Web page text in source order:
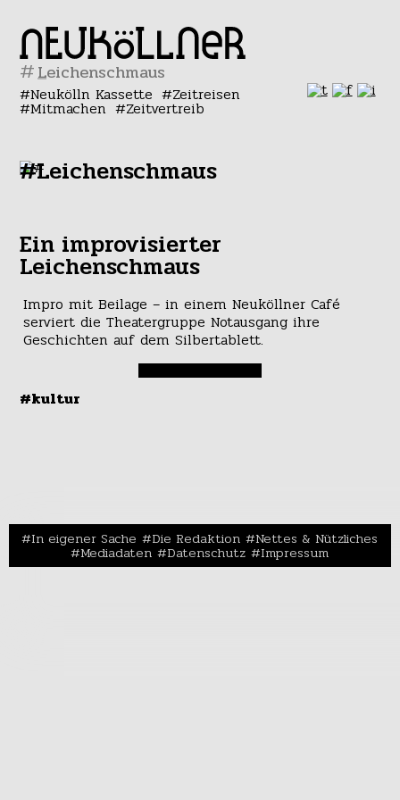
#
Neukölln Kassette Zeitreisen
Mitmachen Zeitvertreib
#Leichenschmaus
Ein improvisierter
Leichenschmaus
Impro mit Beilage – in einem Neuköllner Café
serviert die Theatergruppe Notausgang ihre
Geschichten auf dem Silbertablett.
#kultur
In eigener Sache Die Redaktion Nettes & Nützliches
Mediadaten Datenschutz Impressum